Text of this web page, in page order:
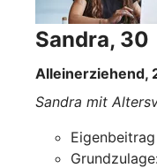
Sandra, 30
Alleinerziehend,
Sandra mit